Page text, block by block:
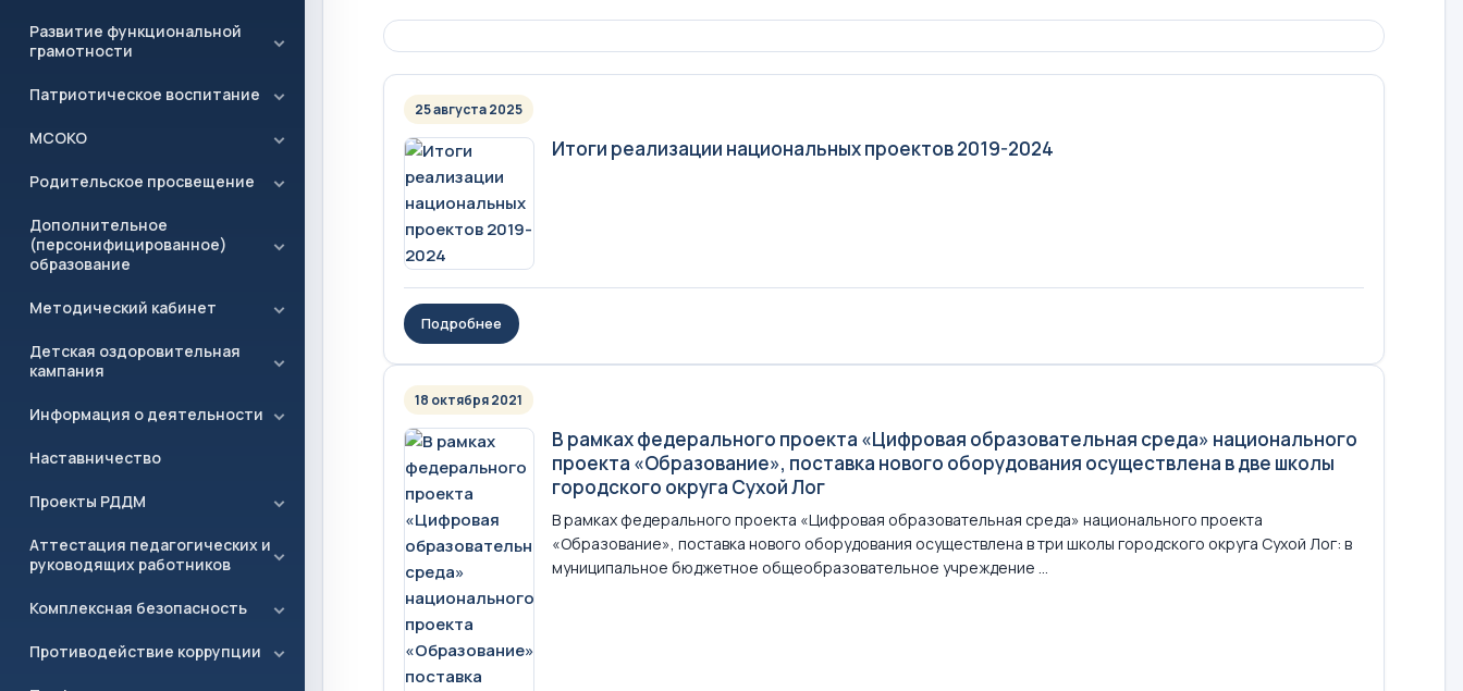
Развитие функциональной
грамотности
Патриотическое воспитание
МСОКО
Родительское просвещение
Дополнительное
(персонифицированное)
образование
Методический кабинет
Детская оздоровительная
кампания
Информация о деятельности
Наставничество
Проекты РДДМ
Аттестация педагогических и
руководящих работников
Комплексная безопасность
Противодействие коррупции
25 августа 2025
Итоги реализации национальных проектов 2019-2024
Подробнее
18 октября 2021
В рамках федерального проекта «Цифровая образовательная среда» национального
проекта «Образование», поставка нового оборудования осуществлена в две школы
городского округа Сухой Лог
В рамках федерального проекта «Цифровая образовательная среда» национального проекта
«Образование», поставка нового оборудования осуществлена в три школы городского округа Сухой Лог: в
муниципальное бюджетное общеобразовательное учреждение ...